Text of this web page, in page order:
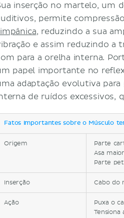
inserção no martelo, um
permite
, reduzindo a sua
e assim reduzindo a
para a orelha interna.
papel importante no
adaptação evolutiva
de ruídos excessivos,
Fatos importantes sobre o Músculo
Origem
Parte
Asa
Parte
Inserção Cabo do
Ação
Puxa o